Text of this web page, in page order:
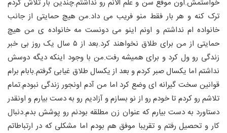
خواستمش.اون موقع سن و علم الانم رو نداشتم.چندین بار تلاش کردم
ترک کنه و هر بار فقط منو فریب می داد.من هیچ حمایتی از جانب
خانواده ام نداشتم و اونم اینو می دونست مه خانواده ی من هیچ
حمایتی از من برای طلاق نخواهند کرد.بعد از ۵ سال یک روز بی خبر
زندگی رو ول کرد و برای همیشه رفت.من با وجود اینکه دیگه دوسش
نداشتم اما یکسال صبر کردم و بعد از یکسال طلاق غیابی گرفتم.بابام برام
قوانین سخت گیرانه ای وضع کرد اما من آدم اونجور زندگی نبودم.تمام
تلاشم رو کردم تا خودم رو از نو بسازم و آزادیم رو به دست بیارم و اونقدر
دستاورد به دست بیارم که عنوان زن مطلقه بودنم رو پوشش بدم.دنبال
کار و تحصیل رفتم و تقریبا موفق هم بودم اما مشکلی که در ارتباطاتم